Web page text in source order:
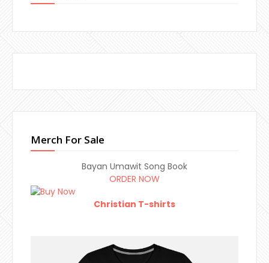
Merch For Sale
Bayan Umawit Song Book
ORDER NOW
Christian T-shirts